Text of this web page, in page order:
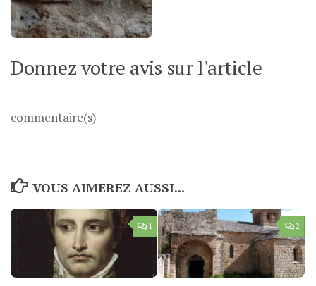
Donnez votre avis sur l'article
commentaire(s)
VOUS AIMEREZ AUSSI...
1 2